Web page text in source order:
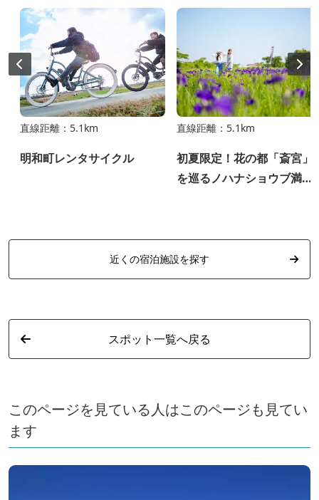
直線距離：5.1km
明和町レンタサイクル
直線距離：5.1km
初夏限定！花の都「斎宮」
を巡るノハナショウブ満喫
近くの宿泊施設を探す
スポット一覧へ戻る
このページを見ている人はこのページも見てい
ます